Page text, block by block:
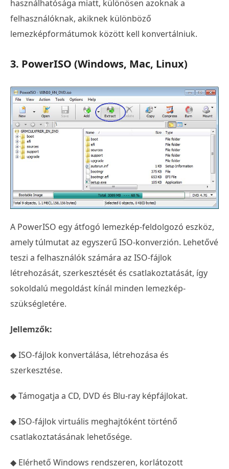
használhatósága miatt, különösen azoknak a
felhasználóknak, akiknek különböző
lemezképformátumok között kell konvertálniuk.
3. PowerISO (Windows, Mac, Linux)
A PowerISO egy átfogó lemezkép-feldolgozó eszköz,
amely túlmutat az egyszerű ISO-konverzión. Lehetővé
teszi a felhasználók számára az ISO-fájlok
létrehozását, szerkesztését és csatlakoztatását, így
sokoldalú megoldást kínál minden lemezkép-
szükségletére.
Jellemzők:
◆ ISO-fájlok konvertálása, létrehozása és
szerkesztése.
◆ Támogatja a CD, DVD és Blu-ray képfájlokat.
◆ ISO-fájlok virtuális meghajtóként történő
csatlakoztatásának lehetősége.
◆ Elérhető Windows rendszeren, korlátozott